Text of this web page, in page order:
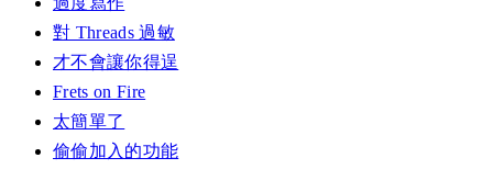
對 Threads 過敏
才不會讓你得逞
Frets on Fire
太簡單了
偷偷加入的功能